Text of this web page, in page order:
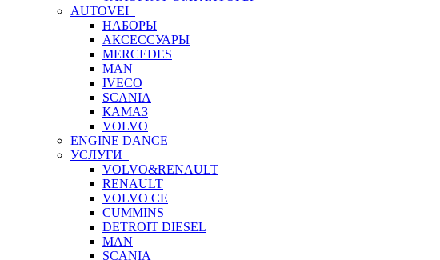
AUTOVEI
НАБОРЫ
АКСЕССУАРЫ
MERCEDES
MAN
IVECO
SCANIA
КАМАЗ
VOLVO
ENGINE DANCE
УСЛУГИ
VOLVO&RENAULT
RENAULT
VOLVO CE
CUMMINS
DETROIT DIESEL
MAN
SCANIA